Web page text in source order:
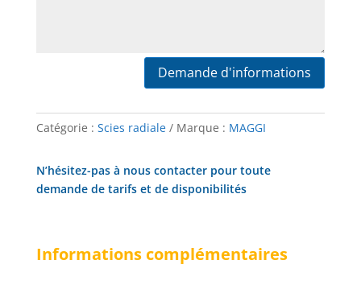
Demande d'informations
Catégorie : Scies radiale Marque : MAGGI
N’hésitez-pas à nous contacter pour toute
demande de tarifs et de disponibilités
Informations complémentaires